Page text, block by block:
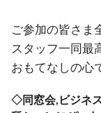
ご参加の皆さま
スタッフ一同最
おもてなしの心
◇同窓会,ビジネ